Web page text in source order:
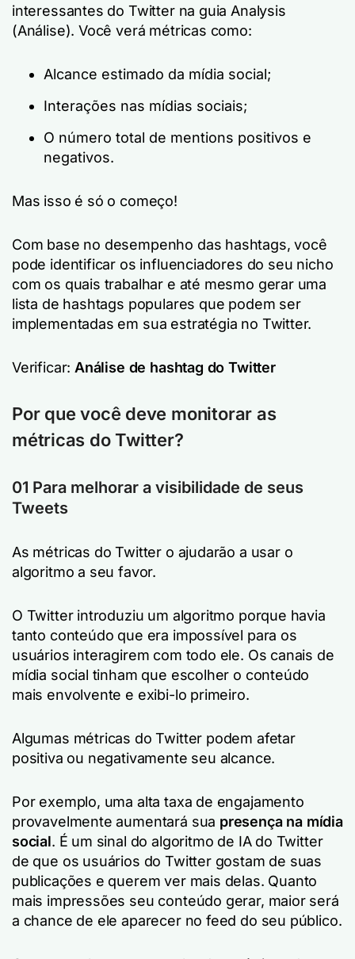
interessantes do Twitter na guia Analysis
(Análise). Você verá métricas como:
Alcance estimado da mídia social;
Interações nas mídias sociais;
O número total de mentions positivos e
negativos.
Mas isso é só o começo!
Com base no desempenho das hashtags, você
pode identificar os influenciadores do seu nicho
com os quais trabalhar e até mesmo gerar uma
lista de hashtags populares que podem ser
implementadas em sua estratégia no Twitter.
Verificar: Análise de hashtag do Twitter
Por que você deve monitorar as
métricas do Twitter?
01 Para melhorar a visibilidade de seus
Tweets
As métricas do Twitter o ajudarão a usar o
algoritmo a seu favor.
O Twitter introduziu um algoritmo porque havia
tanto conteúdo que era impossível para os
usuários interagirem com todo ele. Os canais de
mídia social tinham que escolher o conteúdo
mais envolvente e exibi-lo primeiro.
Algumas métricas do Twitter podem afetar
positiva ou negativamente seu alcance.
Por exemplo, uma alta taxa de engajamento
provavelmente aumentará sua presença na mídia
social. É um sinal do algoritmo de IA do Twitter
de que os usuários do Twitter gostam de suas
publicações e querem ver mais delas. Quanto
mais impressões seu conteúdo gerar, maior será
a chance de ele aparecer no feed do seu público.